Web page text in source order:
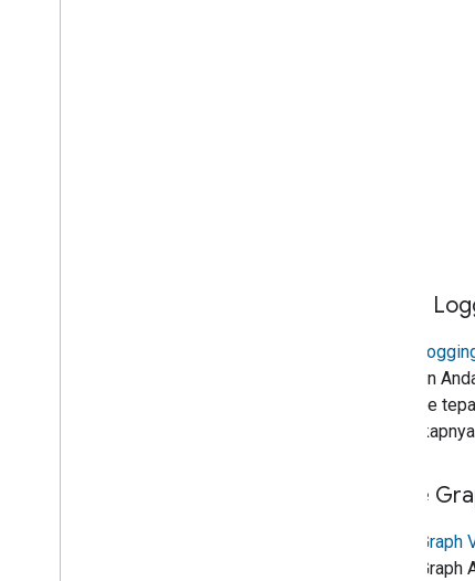
Cloud
Cloud
Tindakan
real-time
Home
Home Graph
Home